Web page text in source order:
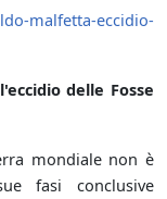
malfetta-eccidio-
delle Fosse
mondiale non è
fasi conclusive